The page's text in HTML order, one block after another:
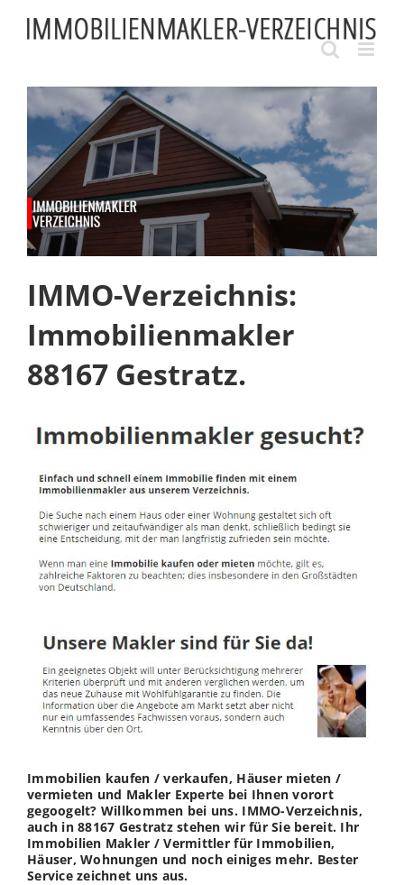
content
IMMO-Verzeichnis:
Immobilienmakler
88167 Gestratz.
Immobilien kaufen / verkaufen, Häuser mieten /
vermieten und Makler Experte bei Ihnen vorort
gegoogelt? Willkommen bei uns. IMMO-Verzeichnis,
auch in 88167 Gestratz stehen wir für Sie bereit. Ihr
Immobilien Makler / Vermittler für Immobilien,
Häuser, Wohnungen und noch einiges mehr. Bester
Service zeichnet uns aus.